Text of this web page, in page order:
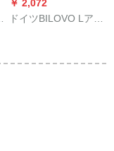
￥ 2,072
ドイツBILOVO Lアル
ス全アルミニンスポ